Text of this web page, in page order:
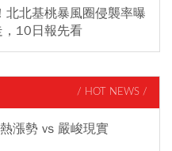
北北基桃暴風圈侵襲率曝
10日報先看
/ HOT NEWS /
漲勢 vs 嚴峻現實